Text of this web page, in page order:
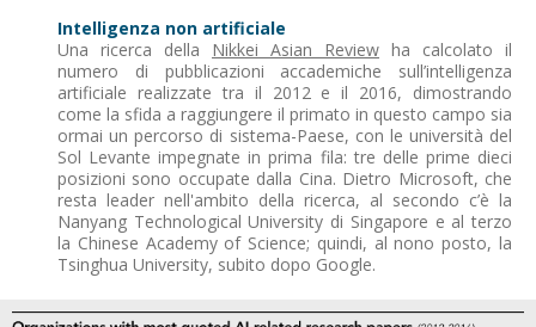
Intelligenza non artificiale
Una ricerca della Nikkei Asian Review ha calcolato il
numero di pubblicazioni accademiche sull’intelligenza
artificiale realizzate tra il 2012 e il 2016, dimostrando
come la sfida a raggiungere il primato in questo campo sia
ormai un percorso di sistema-Paese, con le università del
Sol Levante impegnate in prima fila: tre delle prime dieci
posizioni sono occupate dalla Cina. Dietro Microsoft, che
resta leader nell'ambito della ricerca, al secondo c’è la
Nanyang Technological University di Singapore e al terzo
la Chinese Academy of Science; quindi, al nono posto, la
Tsinghua University, subito dopo Google.